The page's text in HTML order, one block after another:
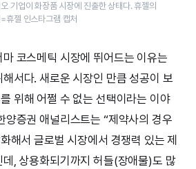
기업이 화장품 시장에 진출한 상태다. 휴젤의
휴젤 인스타그램 캡처
마 코스메틱 시장에 뛰어드는 이유는
서다. 새로운 시장인 만큼 성공이 보
위해 어쩔 수 없는 선택이라는 이야
양증권 애널리스트는 “제약사의 경우
해서 글로벌 시장에서 경쟁력 있는 제
, 상용화되기까지 허들(장애물)도 많